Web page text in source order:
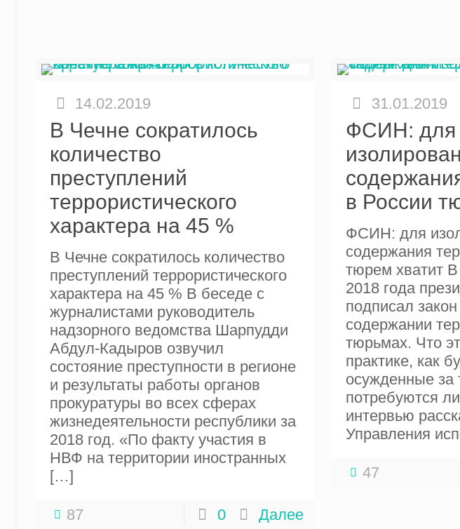
14.02.2019
В Чечне сократилось
количество
преступлений
террористического
характера на 45 %
В Чечне сократилось количество
преступлений террористического
характера на 45 % В беседе с
журналистами руководитель
надзорного ведомства Шарпудди
Абдул-Кадыров озвучил
состояние преступности в регионе
и результаты работы органов
прокуратуры во всех сферах
жизнедеятельности республики за
2018 год. «По факту участия в
НВФ на территории иностранных
[…]
87 0 Далее
31.01.2019
ФСИН: для
в России
ФСИН: для
содержания
тюрем хватит
2018 года
подписал
содержании
тюрьмах. Что
практике, как
осужденные за
потребуются
интервью
Управления
47